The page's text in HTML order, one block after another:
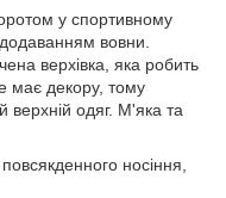
у спортивному
вовни.
верхівка, яка робить
має декору, тому
верхній одяг. М'яка та
носіння,